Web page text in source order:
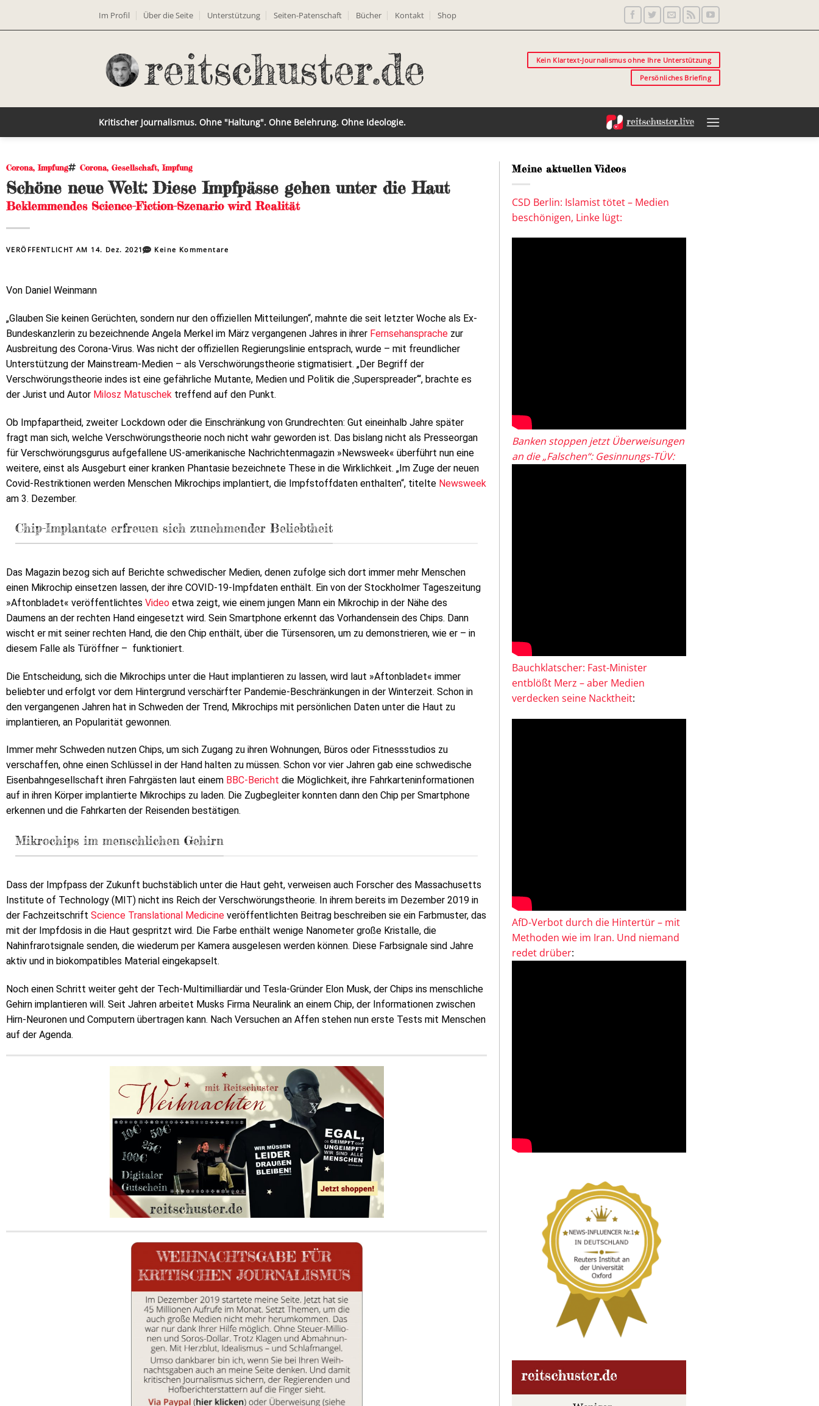
Im Profil Über die Seite Unterstützung Seiten-Patenschaft Bücher Kontakt Shop
Kein Klartext-Journalismus ohne Ihre Unterstützung
Persönliches Briefing
Kritischer Journalismus. Ohne "Haltung". Ohne Belehrung. Ohne Ideologie.
Corona,Impfung Corona, Gesellschaft,Impfung
Schöne neue Welt: Diese Impfpässe gehen unter die Haut
Beklemmendes Science-Fiction-Szenario wird Realität
VERÖFFENTLICHT AM 14. Dez. 2021 Keine Kommentare
Von Daniel Weinmann
„Glauben Sie keinen Gerüchten, sondern nur den offiziellen Mitteilungen“, mahnte die seit letzter Woche als Ex-
Bundeskanzlerin zu bezeichnende Angela Merkel im März vergangenen Jahres in ihrer Fernsehansprache zur
Ausbreitung des Corona-Virus. Was nicht der offiziellen Regierungslinie entsprach, wurde – mit freundlicher
Unterstützung der Mainstream-Medien – als Verschwörungstheorie stigmatisiert. „Der Begriff der
Verschwörungstheorie indes ist eine gefährliche Mutante, Medien und Politik die ‚Superspreader‘“, brachte es
der Jurist und Autor Milosz Matuschek treffend auf den Punkt.
Ob Impfapartheid, zweiter Lockdown oder die Einschränkung von Grundrechten: Gut eineinhalb Jahre später
fragt man sich, welche Verschwörungstheorie noch nicht wahr geworden ist. Das bislang nicht als Presseorgan
für Verschwörungsgurus aufgefallene US-amerikanische Nachrichtenmagazin »Newsweek« überführt nun eine
weitere, einst als Ausgeburt einer kranken Phantasie bezeichnete These in die Wirklichkeit. „Im Zuge der neuen
Covid-Restriktionen werden Menschen Mikrochips implantiert, die Impfstoffdaten enthalten“, titelte Newsweek
am 3. Dezember.
Chip-Implantate erfreuen sich zunehmender Beliebtheit
Das Magazin bezog sich auf Berichte schwedischer Medien, denen zufolge sich dort immer mehr Menschen
einen Mikrochip einsetzen lassen, der ihre COVID-19-Impfdaten enthält. Ein von der Stockholmer Tageszeitung
»Aftonbladet« veröffentlichtes Video etwa zeigt, wie einem jungen Mann ein Mikrochip in der Nähe des
Daumens an der rechten Hand eingesetzt wird. Sein Smartphone erkennt das Vorhandensein des Chips. Dann
wischt er mit seiner rechten Hand, die den Chip enthält, über die Türsensoren, um zu demonstrieren, wie er – in
diesem Falle als Türöffner – funktioniert.
Die Entscheidung, sich die Mikrochips unter die Haut implantieren zu lassen, wird laut »Aftonbladet« immer
beliebter und erfolgt vor dem Hintergrund verschärfter Pandemie-Beschränkungen in der Winterzeit. Schon in
den vergangenen Jahren hat in Schweden der Trend, Mikrochips mit persönlichen Daten unter die Haut zu
implantieren, an Popularität gewonnen.
Immer mehr Schweden nutzen Chips, um sich Zugang zu ihren Wohnungen, Büros oder Fitnessstudios zu
verschaffen, ohne einen Schlüssel in der Hand halten zu müssen. Schon vor vier Jahren gab eine schwedische
Eisenbahngesellschaft ihren Fahrgästen laut einem BBC-Bericht die Möglichkeit, ihre Fahrkarteninformationen
auf in ihren Körper implantierte Mikrochips zu laden. Die Zugbegleiter konnten dann den Chip per Smartphone
erkennen und die Fahrkarten der Reisenden bestätigen.
Mikrochips im menschlichen Gehirn
Dass der Impfpass der Zukunft buchstäblich unter die Haut geht, verweisen auch Forscher des Massachusetts
Institute of Technology (MIT) nicht ins Reich der Verschwörungstheorie. In ihrem bereits im Dezember 2019 in
der Fachzeitschrift Science Translational Medicine veröffentlichten Beitrag beschreiben sie ein Farbmuster, das
mit der Impfdosis in die Haut gespritzt wird. Die Farbe enthält wenige Nanometer große Kristalle, die
Nahinfrarotsignale senden, die wiederum per Kamera ausgelesen werden können. Diese Farbsignale sind Jahre
aktiv und in biokompatibles Material eingekapselt.
Noch einen Schritt weiter geht der Tech-Multimilliardär und Tesla-Gründer Elon Musk, der Chips ins menschliche
Gehirn implantieren will. Seit Jahren arbeitet Musks Firma Neuralink an einem Chip, der Informationen zwischen
Hirn-Neuronen und Computern übertragen kann. Nach Versuchen an Affen stehen nun erste Tests mit Menschen
auf der Agenda.
Meine aktuellen Videos
CSD Berlin: Islamist tötet – Medien
beschönigen, Linke lügt:
Banken stoppen jetzt Überweisungen
an die „Falschen“: Gesinnungs-TÜV:
Bauchklatscher: Fast-Minister
entblößt Merz – aber Medien
verdecken seine Nacktheit:
AfD-Verbot durch die Hintertür – mit
Methoden wie im Iran. Und niemand
redet drüber: